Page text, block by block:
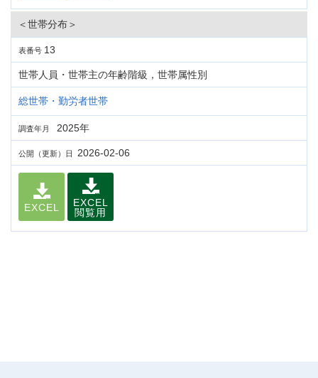
＜世帯分布＞
表番号 13
世帯人員・世帯主の年齢階級，世帯属性別
総世帯・勤労者世帯
調査年月 2025年
公開（更新）日 2026-02-06
EXCEL
EXCEL
閲覧用